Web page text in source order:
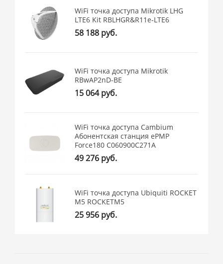
WiFi точка доступа Mikrotik LHG
LTE6 Kit RBLHGR&R11e-LTE6
58 188 руб.
WiFi точка доступа Mikrotik
RBwAP2nD-BE
15 064 руб.
WiFi точка доступа Cambium
Абонентская станция ePMP
Force180 C060900C271A
49 276 руб.
WiFi точка доступа Ubiquiti ROCKET
M5 ROCKETM5
25 956 руб.